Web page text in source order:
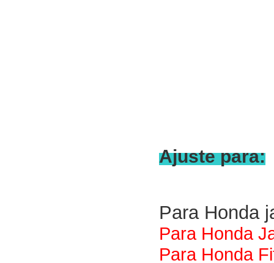
Ajuste para:
Para Honda
Para Honda
Para Honda